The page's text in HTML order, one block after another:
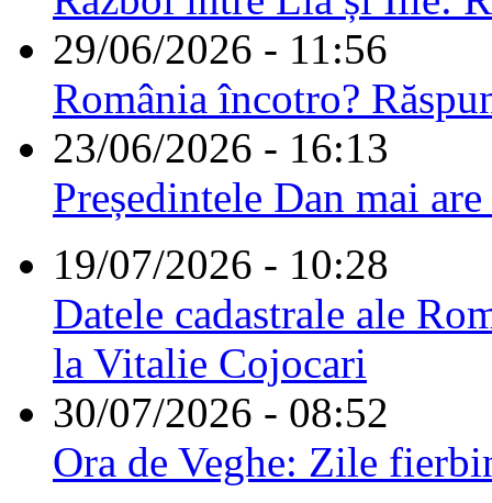
29/06/2026 - 11:56
România încotro?
23/06/2026 - 16:13
Președintele Dan mai
19/07/2026 - 10:28
Datele cadastrale ale
la Vitalie Cojocari
30/07/2026 - 08:52
Ora de Veghe: Zile